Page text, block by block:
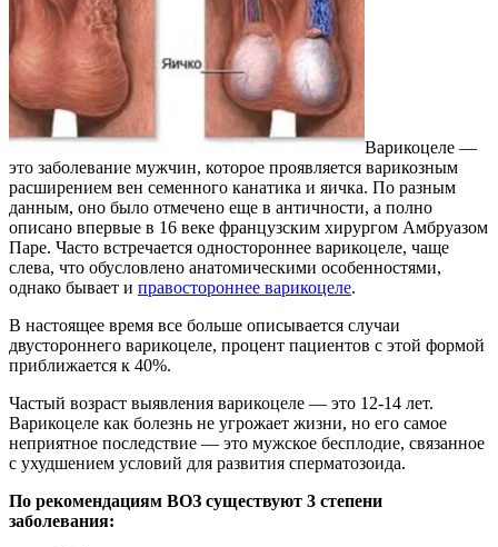
Варикоцеле —
это заболевание мужчин, которое проявляется варикозным
расширением вен семенного канатика и яичка. По разным
данным, оно было отмечено еще в античности, а полно
описано впервые в 16 веке французским хирургом Амбруазом
Паре. Часто встречается одностороннее варикоцеле, чаще
слева, что обусловлено анатомическими особенностями,
однако бывает и правостороннее варикоцеле.
В настоящее время все больше описывается случаи
двустороннего варикоцеле, процент пациентов с этой формой
приближается к 40%.
Частый возраст выявления варикоцеле — это 12-14 лет.
Варикоцеле как болезнь не угрожает жизни, но его самое
неприятное последствие — это мужское бесплодие, связанное
с ухудшением условий для развития сперматозоида.
По рекомендациям ВОЗ существуют 3 степени
заболевания: